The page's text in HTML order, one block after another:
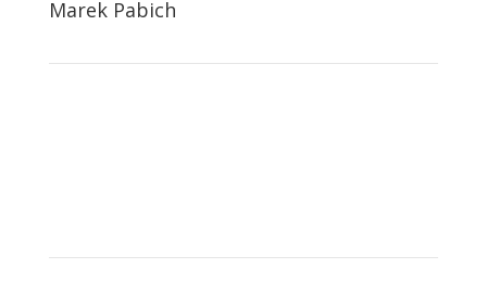
Marek Pabich